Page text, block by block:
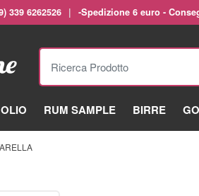
339 6262526 -Spedizione 6 euro -
Ricerca Prodotto
OLIO RUM SAMPLE BIRRE